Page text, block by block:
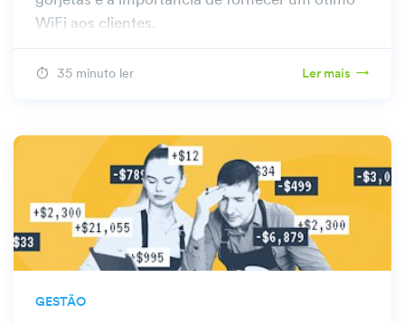
WiFi aos clientes.
35 minuto ler Ler mais
GESTÃO